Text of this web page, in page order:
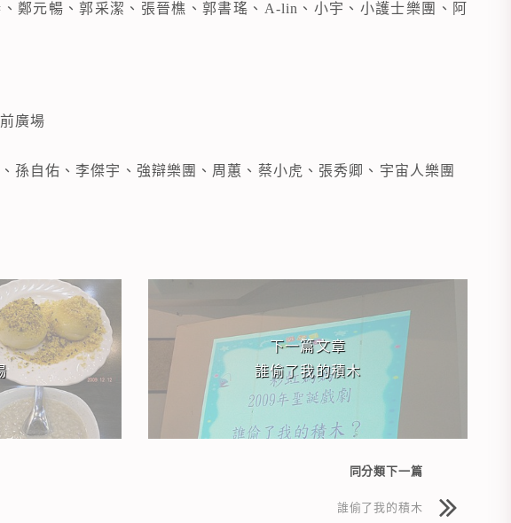
鄭元暢、郭采潔、張晉樵、郭書瑤、A-lin、小宇、小護士樂團、阿
廣場
自佑、李傑宇、強辯樂團、周蕙、蔡小虎、張秀卿、宇宙人樂團
下一篇文章
誰偷了我的積木
同分類下一篇
誰偷了我的積木